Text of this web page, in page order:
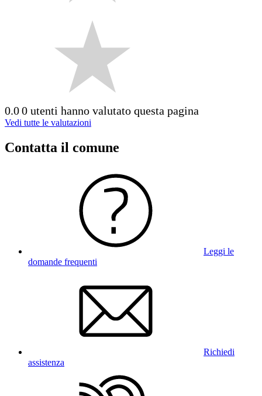
0.00 utenti hanno valutato questa pagina
Vedi tutte le valutazioni
Contatta il comune
Leggi le
domande frequenti
Richiedi
assistenza